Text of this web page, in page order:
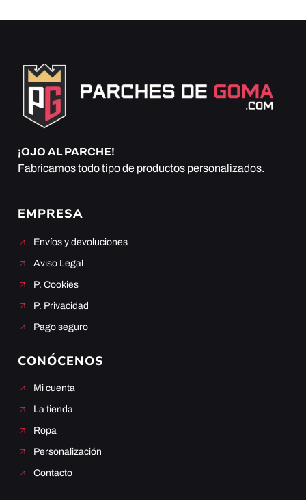
¡OJO AL PARCHE!
Fabricamos todo tipo de productos personalizados.
EMPRESA
Envíos y devoluciones
Aviso Legal
P. Cookies
P. Privacidad
Pago seguro
CONÓCENOS
Mi cuenta
La tienda
Ropa
Personalización
Contacto